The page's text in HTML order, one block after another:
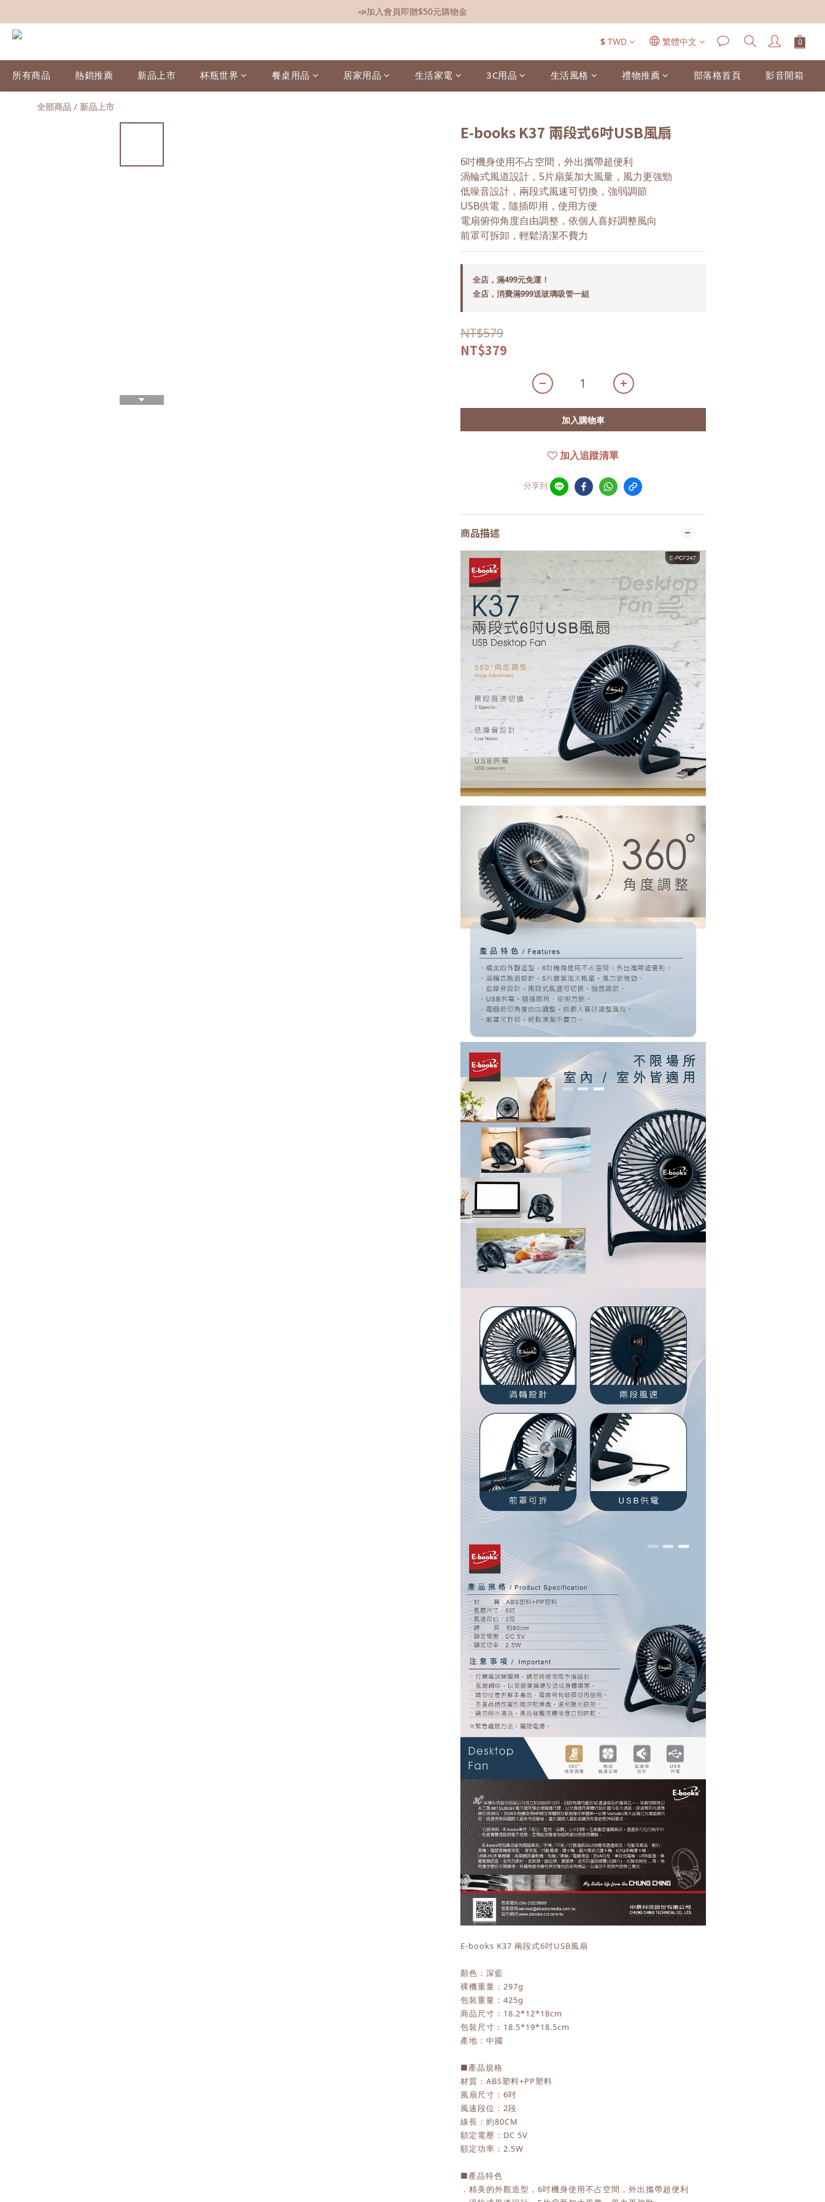
📣全館現貨
📣加入會員即贈$50元購物金
$ TWD 繁體中文
所有商品 熱銷推薦 新品上市 杯瓶世界 餐桌用品 居家用品 生活家電 3C用品 生活風格 禮物推薦 部落格首頁 影音開箱
全部商品 / 新品上市
E-books K37 兩段式6吋USB風扇
6吋機身使用不占空間，外出攜帶超便利
渦輪式風道設計，5片扇葉加大風量，風力更強勁
低噪音設計，兩段式風速可切換，強弱調節
USB供電，隨插即用，使用方便
電扇俯仰角度自由調整，依個人喜好調整風向
前罩可拆卸，輕鬆清潔不費力
全店，滿499元免運！
全店，消費滿999送玻璃吸管一組
NT$579
NT$379
加入購物車
加入追蹤清單
分享到
商品描述
E-books K37 兩段式6吋USB風扇
顏色：深藍
裸機重量：297g
包裝重量：425g
商品尺寸：18.2*12*18cm
包裝尺寸：18.5*19*18.5cm
產地：中國
■產品規格
材質：ABS塑料+PP塑料
風扇尺寸：6吋
風速段位：2段
線長：約80CM
額定電壓：DC 5V
額定功率：2.5W
■產品特色
．精美的外觀造型，6吋機身使用不占空間，外出攜帶超便利